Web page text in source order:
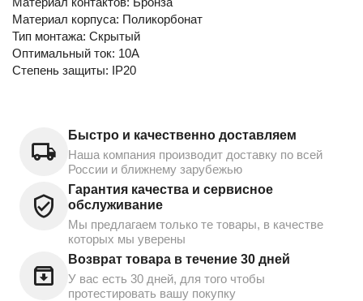
Материал корпуса: Поликорбонат
Тип монтажа: Скрытый
Оптимальный ток: 10А
Степень защиты: IP20
Быстро и качественно доставляем
Наша компания производит доставку по всей
России и ближнему зарубежью
Гарантия качества и сервисное
обслуживание
Мы предлагаем только те товары, в качестве
которых мы уверены
Возврат товара в течение 30 дней
У вас есть 30 дней, для того чтобы
протестировать вашу покупку